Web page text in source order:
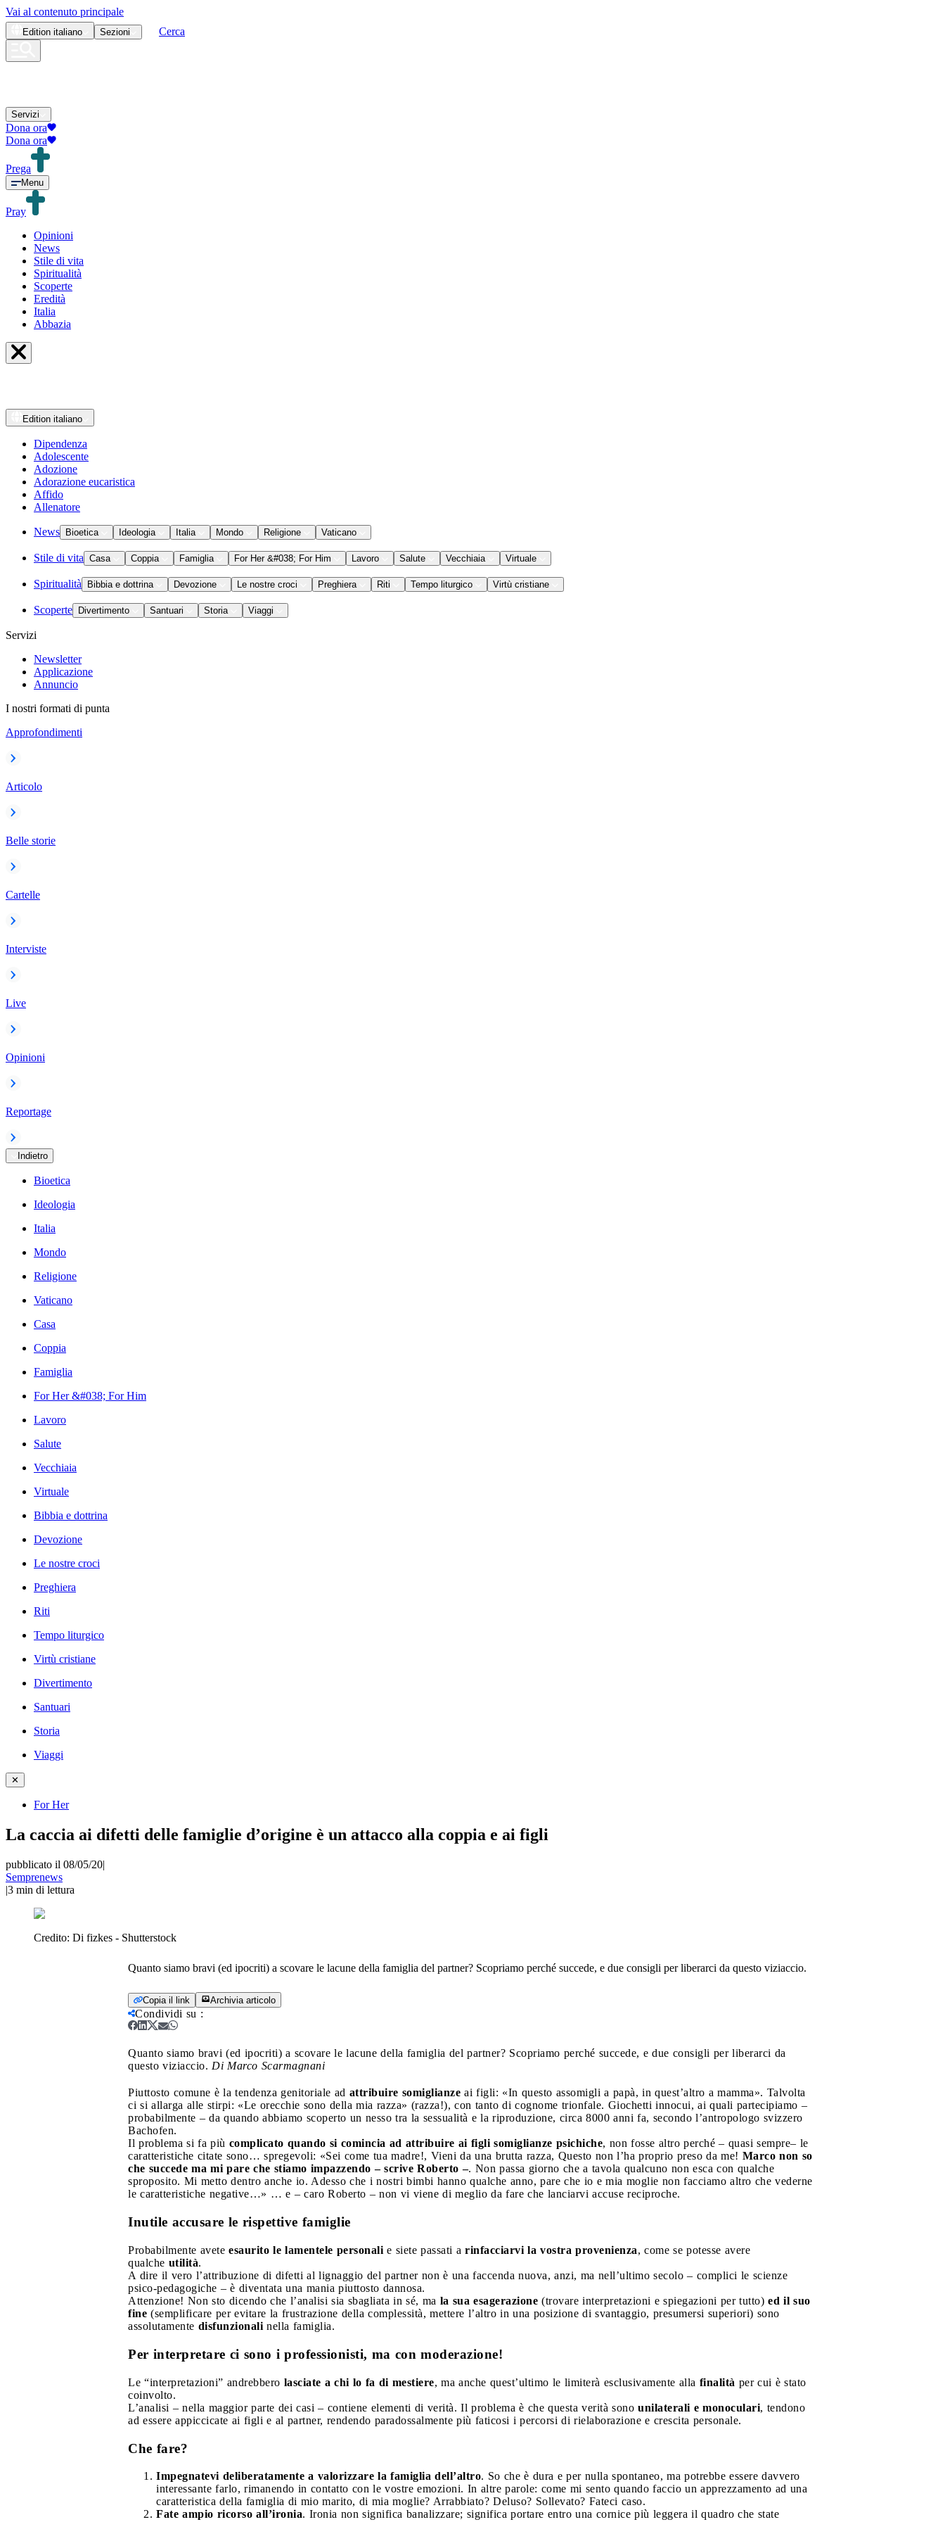
Vai al contenuto principale
Edition italiano Sezioni Cerca
Servizi
Dona ora
Dona ora
Prega
Menu
Pray
Opinioni
News
Stile di vita
Spiritualità
Scoperte
Eredità
Italia
Abbazia
Edition italiano
Dipendenza
Adolescente
Adozione
Adorazione eucaristica
Affido
Allenatore
News Bioetica Ideologia Italia Mondo Religione Vaticano
Stile di vita Casa Coppia Famiglia For Her &#038; For Him Lavoro Salute Vecchiaia Virtuale
Spiritualità Bibbia e dottrina Devozione Le nostre croci Preghiera Riti Tempo liturgico Virtù cristiane
Scoperte Divertimento Santuari Storia Viaggi
Servizi
Newsletter
Applicazione
Annuncio
I nostri formati di punta
Approfondimenti
Articolo
Belle storie
Cartelle
Interviste
Live
Opinioni
Reportage
Indietro
Bioetica
Ideologia
Italia
Mondo
Religione
Vaticano
Casa
Coppia
Famiglia
For Her &#038; For Him
Lavoro
Salute
Vecchiaia
Virtuale
Bibbia e dottrina
Devozione
Le nostre croci
Preghiera
Riti
Tempo liturgico
Virtù cristiane
Divertimento
Santuari
Storia
Viaggi
✕
For Her
La caccia ai difetti delle famiglie d’origine è un attacco alla coppia e ai figli
pubblicato il 08/05/20|
Semprenews
|3 min di lettura
Credito: Di fizkes - Shutterstock
Quanto siamo bravi (ed ipocriti) a scovare le lacune della famiglia del partner? Scopriamo perché succede, e due consigli per liberarci da questo viziaccio.
Copia il link Archivia articolo
Condividi su :
Quanto siamo bravi (ed ipocriti) a scovare le lacune della famiglia del partner? Scopriamo perché succede, e due consigli per liberarci da
questo viziaccio. Di Marco Scarmagnani
Piuttosto comune è la tendenza genitoriale ad attribuire somiglianze ai figli: «In questo assomigli a papà, in quest’altro a mamma». Talvolta
ci si allarga alle stirpi: «Le orecchie sono della mia razza» (razza!), con tanto di cognome trionfale. Giochetti innocui, ai quali partecipiamo –
probabilmente – da quando abbiamo scoperto un nesso tra la sessualità e la riproduzione, circa 8000 anni fa, secondo l’antropologo svizzero
Bachofen.
Il problema si fa più complicato quando si comincia ad attribuire ai figli somiglianze psichiche, non fosse altro perché – quasi sempre– le
caratteristiche citate sono… spregevoli: «Sei come tua madre!, Vieni da una brutta razza, Questo non l’ha proprio preso da me! Marco non so
che succede ma mi pare che stiamo impazzendo – scrive Roberto –. Non passa giorno che a tavola qualcuno non esca con qualche
sproposito. Mi metto dentro anche io. Adesso che i nostri bimbi hanno qualche anno, pare che io e mia moglie non facciamo altro che vederne
le caratteristiche negative…» … e – caro Roberto – non vi viene di meglio da fare che lanciarvi accuse reciproche.
Inutile accusare le rispettive famiglie
Probabilmente avete esaurito le lamentele personali e siete passati a rinfacciarvi la vostra provenienza, come se potesse avere
qualche utilità.
A dire il vero l’attribuzione di difetti al lignaggio del partner non è una faccenda nuova, anzi, ma nell’ultimo secolo – complici le scienze
psico-pedagogiche – è diventata una mania piuttosto dannosa.
Attenzione! Non sto dicendo che l’analisi sia sbagliata in sé, ma la sua esagerazione (trovare interpretazioni e spiegazioni per tutto) ed il suo
fine (semplificare per evitare la frustrazione della complessità, mettere l’altro in una posizione di svantaggio, presumersi superiori) sono
assolutamente disfunzionali nella famiglia.
Per interpretare ci sono i professionisti, ma con moderazione!
Le “interpretazioni” andrebbero lasciate a chi lo fa di mestiere, ma anche quest’ultimo le limiterà esclusivamente alla finalità per cui è stato
coinvolto.
L’analisi – nella maggior parte dei casi – contiene elementi di verità. Il problema è che questa verità sono unilaterali e monoculari, tendono
ad essere appiccicate ai figli e al partner, rendendo paradossalmente più faticosi i percorsi di rielaborazione e crescita personale.
Che fare?
Impegnatevi deliberatamente a valorizzare la famiglia dell’altro. So che è dura e per nulla spontaneo, ma potrebbe essere davvero
interessante farlo, rimanendo in contatto con le vostre emozioni. In altre parole: come mi sento quando faccio un apprezzamento ad una
caratteristica della famiglia di mio marito, di mia moglie? Arrabbiato? Deluso? Sollevato? Fateci caso.
Fate ampio ricorso all’ironia. Ironia non significa banalizzare; significa portare entro una cornice più leggera il quadro che state